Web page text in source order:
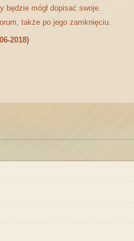
będzie mógł dopisać swoje.
także po jego zamknięciu.
2018)